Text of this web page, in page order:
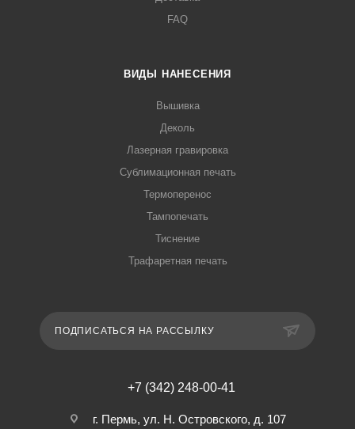
FAQ
ВИДЫ НАНЕСЕНИЯ
Вышивка
Деколь
Лазерная гравировка
Сублимационная печать
Термоперенос
Тампопечать
Тиснение
Трафаретная печать
ПОДПИСАТЬСЯ НА РАССЫЛКУ
+7 (342) 248-00-41
г. Пермь, ул. Н. Островского, д. 107